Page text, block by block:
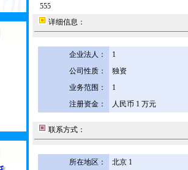
555
详细信息：
企业法人：
1
公司性质：
独资
业务范围：
1
注册资金：
人民币 1 万元
联系方式：
所在地区： 北京 1